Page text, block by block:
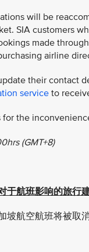
will be
SIA customers
made
airline
their contact
service to
the
(GMT+8)
于航班影响的旅行
坡航空航班将被取